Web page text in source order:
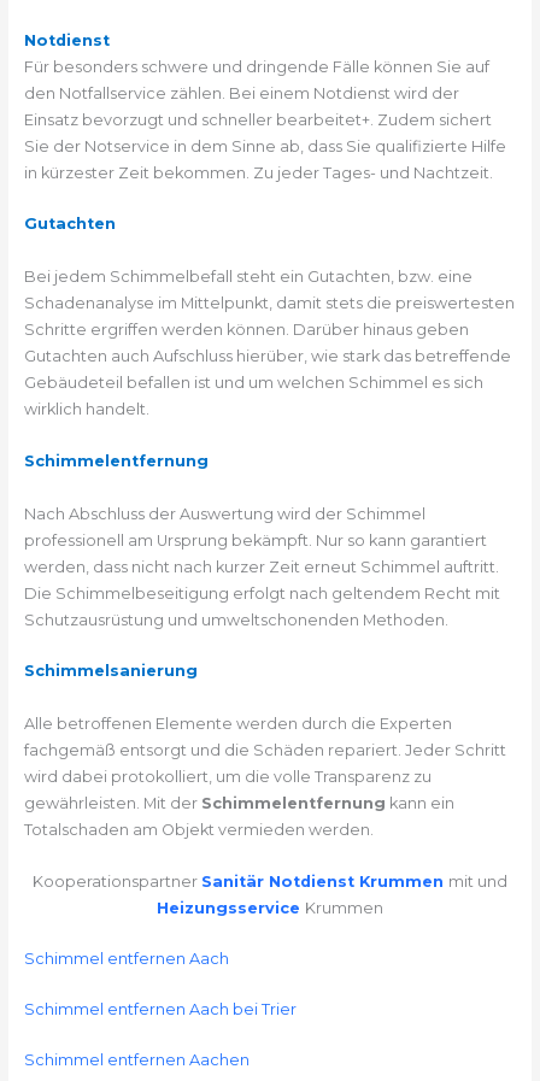
Notdienst
Für besonders schwere und dringende Fälle können Sie auf
den Notfallservice zählen. Bei einem Notdienst wird der
Einsatz bevorzugt und schneller bearbeitet+. Zudem sichert
Sie der Notservice in dem Sinne ab, dass Sie qualifizierte Hilfe
in kürzester Zeit bekommen. Zu jeder Tages- und Nachtzeit.
Gutachten
Bei jedem Schimmelbefall steht ein Gutachten, bzw. eine
Schadenanalyse im Mittelpunkt, damit stets die preiswertesten
Schritte ergriffen werden können. Darüber hinaus geben
Gutachten auch Aufschluss hierüber, wie stark das betreffende
Gebäudeteil befallen ist und um welchen Schimmel es sich
wirklich handelt.
Schimmelentfernung
Nach Abschluss der Auswertung wird der Schimmel
professionell am Ursprung bekämpft. Nur so kann garantiert
werden, dass nicht nach kurzer Zeit erneut Schimmel auftritt.
Die Schimmelbeseitigung erfolgt nach geltendem Recht mit
Schutzausrüstung und umweltschonenden Methoden.
Schimmelsanierung
Alle betroffenen Elemente werden durch die Experten
fachgemäß entsorgt und die Schäden repariert. Jeder Schritt
wird dabei protokolliert, um die volle Transparenz zu
gewährleisten. Mit der Schimmelentfernung kann ein
Totalschaden am Objekt vermieden werden.
Kooperationspartner Sanitär Notdienst Krummen mit und
Heizungsservice Krummen
Schimmel entfernen Aach
Schimmel entfernen Aach bei Trier
Schimmel entfernen Aachen